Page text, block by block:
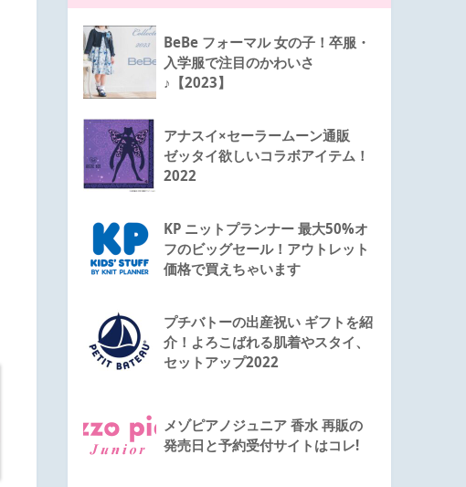
BeBe フォーマル 女の子！卒服・
入学服で注目のかわいさ
♪【2023】
アナスイ×セーラームーン通販
ゼッタイ欲しいコラボアイテム！
2022
KP ニットプランナー 最大50%オ
フのビッグセール！アウトレット
価格で買えちゃいます
プチバトーの出産祝い ギフトを紹
介！よろこばれる肌着やスタイ、
セットアップ2022
メゾピアノジュニア 香水 再販の
発売日と予約受付サイトはコレ!